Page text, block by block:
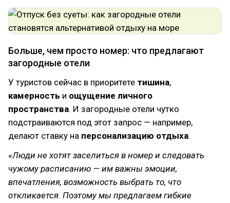
Больше, чем просто номер: что предлагают
загородные отели
У туристов сейчас в приоритете тишина,
камерность и ощущение личного
пространства. И загородные отели чутко
подстраиваются под этот запрос — например,
делают ставку на персонализацию отдыха.
«Люди не хотят заселиться в номер и следовать
чужому расписанию — им важны эмоции,
впечатления, возможность выбрать то, что
откликается. Поэтому мы предлагаем гибкие